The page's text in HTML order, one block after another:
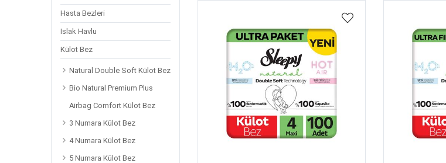
Hasta Bezleri
Islak Havlu
Külot Bez
Natural Double Soft Külot Bez
Bio Natural Premium Plus
Airbag Comfort Külot Bez
3 Numara Külot Bez
4 Numara Külot Bez
5 Numara Külot Bez